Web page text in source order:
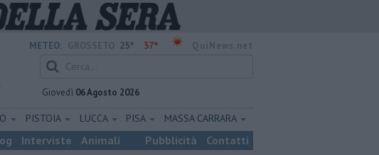
METEO: 25° 37°
Giovedì 06 Agosto 2026
PISTOIA LUCCA PISA MASSA CARRARA
Interviste Animali Pubblicità Contatti